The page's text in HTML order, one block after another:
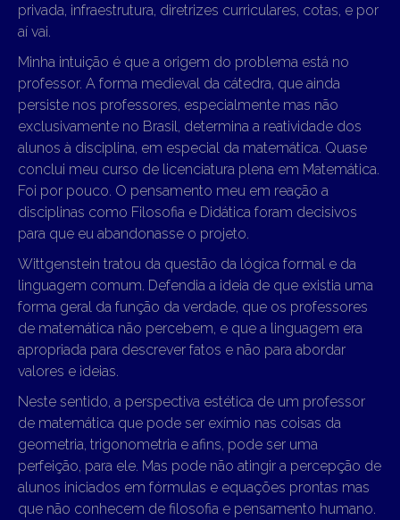
privada, infraestrutura, diretrizes curriculares, cotas, e por
aí vai.
Minha intuição é que a origem do problema está no
professor. A forma medieval da cátedra, que ainda
persiste nos professores, especialmente mas não
exclusivamente no Brasil, determina a reatividade dos
alunos à disciplina, em especial da matemática. Quase
conclui meu curso de licenciatura plena em Matemática.
Foi por pouco. O pensamento meu em reação a
disciplinas como Filosofia e Didática foram decisivos
para que eu abandonasse o projeto.
Wittgenstein tratou da questão da lógica formal e da
linguagem comum. Defendia a ideia de que existia uma
forma geral da função da verdade, que os professores
de matemática não percebem, e que a linguagem era
apropriada para descrever fatos e não para abordar
valores e ideias.
Neste sentido, a perspectiva estética de um professor
de matemática que pode ser exímio nas coisas da
geometria, trigonometria e afins, pode ser uma
perfeição, para ele. Mas pode não atingir a percepção de
alunos iniciados em fórmulas e equações prontas mas
que não conhecem de filosofia e pensamento humano.